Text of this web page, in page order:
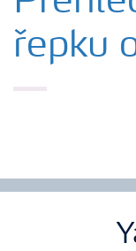
Hnojiva
řepku